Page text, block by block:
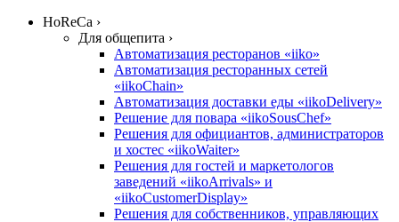
HoReCa ›
Для общепита ›
Автоматизация ресторанов «iiko»
Автоматизация ресторанных сетей
«iikoChain»
Автоматизация доставки еды «iikoDelivery»
Решение для повара «iikoSousChef»
Решения для официантов, администраторов
и хостес «iikoWaiter»
Решения для гостей и маркетологов
заведений «iikoArrivals» и
«iikoCustomerDisplay»
Решения для собственников, управляющих